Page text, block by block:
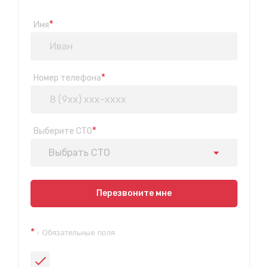
Имя*
Номер телефона*
Выберите СТО*
Выбрать СТО
Показать на карте
ул. Пригородная 1/1 (при выезде из города в сторону
Перезвоните мне
* - Обязательные поля